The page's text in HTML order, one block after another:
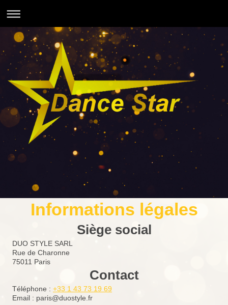
Informations légales
Siège social
DUO STYLE SARL
Rue de Charonne
75011 Paris
Contact
Téléphone : +33 1 43 73 19 69
Email : paris@duostyle.fr